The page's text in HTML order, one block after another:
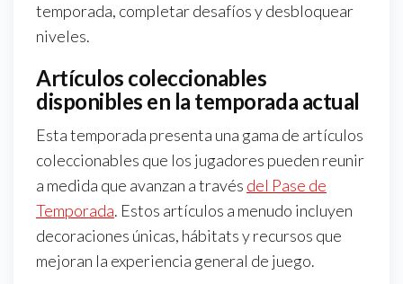
temporada, completar desafíos y desbloquear
niveles.
Artículos coleccionables
disponibles en la temporada actual
Esta temporada presenta una gama de artículos
coleccionables que los jugadores pueden reunir
a medida que avanzan a través del Pase de
Temporada. Estos artículos a menudo incluyen
decoraciones únicas, hábitats y recursos que
mejoran la experiencia general de juego.